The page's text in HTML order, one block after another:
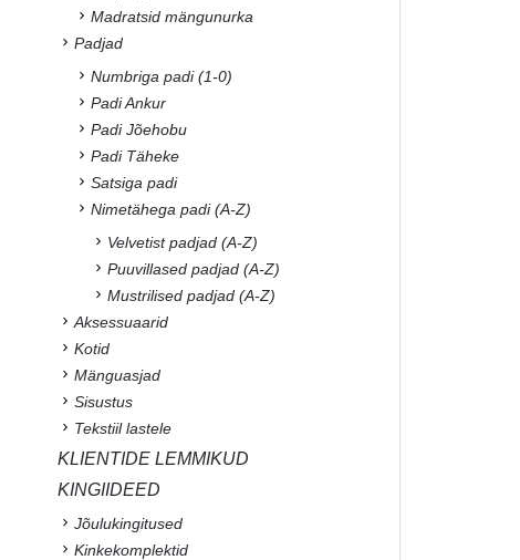
Madratsid mängunurka
Padjad
Numbriga padi (1-0)
Padi Ankur
Padi Jõehobu
Padi Täheke
Satsiga padi
Nimetähega padi (A-Z)
Velvetist padjad (A-Z)
Puuvillased padjad (A-Z)
Mustrilised padjad (A-Z)
Aksessuaarid
Kotid
Mänguasjad
Sisustus
Tekstiil lastele
KLIENTIDE LEMMIKUD
KINGIIDEED
Jõulukingitused
Kinkekomplektid